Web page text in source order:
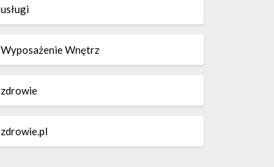
usługi
Wyposażenie Wnętrz
zdrowie
zdrowie.pl